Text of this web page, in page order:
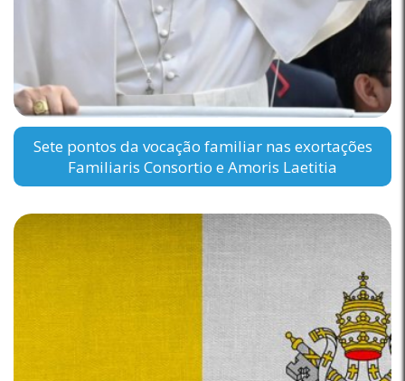
Sete pontos da vocação familiar nas exortações
Familiaris Consortio e Amoris Laetitia